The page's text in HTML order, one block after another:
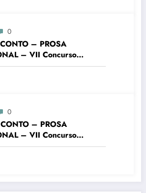
0
– PROSA
– VII Concurso
de Ouro Branco”
0
– PROSA
– VII Concurso
de Ouro Branco”